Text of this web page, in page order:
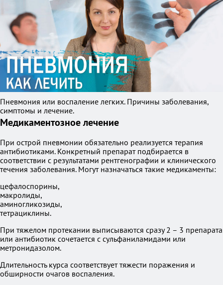
Пневмония или воспаление легких. Причины заболевания,
симптомы и лечение.
Медикаментозное лечение
При острой пневмонии обязательно реализуется терапия
антибиотиками. Конкретный препарат подбирается в
соответствии с результатами рентгенографии и клинического
течения заболевания. Могут назначаться такие медикаменты:
цефалоспорины,
макролиды,
аминогликозиды,
тетрациклины.
При тяжелом протекании выписываются сразу 2 – 3 препарата
или антибиотик сочетается с сульфаниламидами или
метронидазолом.
Длительность курса соответствует тяжести поражения и
обширности очагов воспаления.